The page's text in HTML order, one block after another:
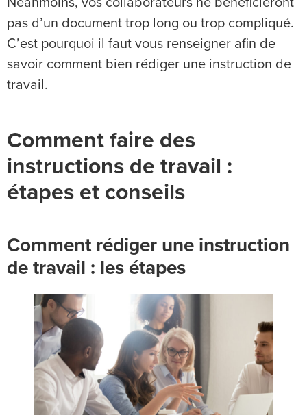
Néanmoins, vos collaborateurs ne bénéficieront
pas d’un document trop long ou trop compliqué.
C’est pourquoi il faut vous renseigner afin de
savoir comment bien rédiger une instruction de
travail.
Comment faire des
instructions de travail :
étapes et conseils
Comment rédiger une instruction
de travail : les étapes